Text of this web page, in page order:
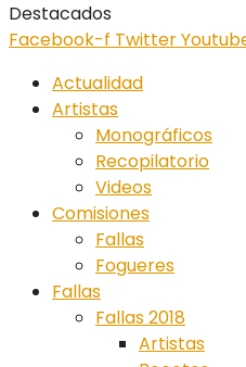
Destacados
Facebook-f Twitter
Actualidad
Artistas
Monográficos
Recopilatorio
Videos
Comisiones
Fallas
Fogueres
Fallas
Fallas 2018
Artistas